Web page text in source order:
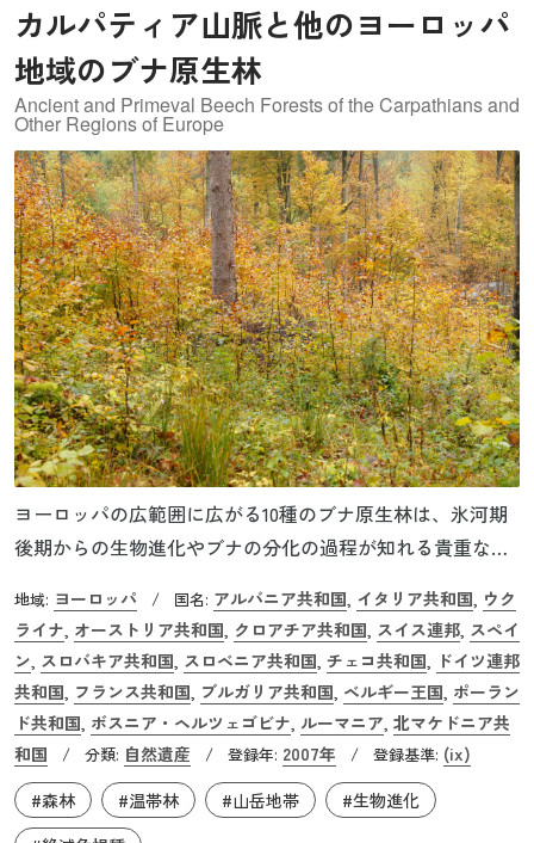
カルパティア山脈と他のヨーロッパ
地域のブナ原生林
Ancient and Primeval Beech Forests of the Carpathians and
Other Regions of Europe
ヨーロッパの広範囲に広がる10種のブナ原生林は、氷河期
後期からの生物進化やブナの分化の過程が知れる貴重な遺
機に瀕した80種を含む1,067種の植物や101種の鳥類、73種の
哺乳類などが登録地に生息しています。また、広大な森林
には、IUCNのレッドリストにも記載されているキンメフク
ロウも生息しています。2007年にスロバキアとウクライナ
の世界遺産として登録されましたが、その後、登録範囲が
順次拡大されていきました。この地のブナ原生林は、現存
するヨーロッパブナ（ファグス・シルヴァティカ）の原生
地域: ヨーロッパ / 国名: アルバニア共和国, イタリア共和国, ウク
ライナ, オーストリア共和国, クロアチア共和国, スイス連邦, スペイ
ン, スロバキア共和国, スロベニア共和国, チェコ共和国, ドイツ連邦
共和国, フランス共和国, ブルガリア共和国, ベルギー王国, ポーラン
ド共和国, ボスニア・ヘルツェゴビナ, ルーマニア, 北マケドニア共
和国
/ 分類: 自然遺産 / 登録年: 2007年 / 登録基準: (ix)
#森林
#温帯林 #山岳地帯
#生物進化